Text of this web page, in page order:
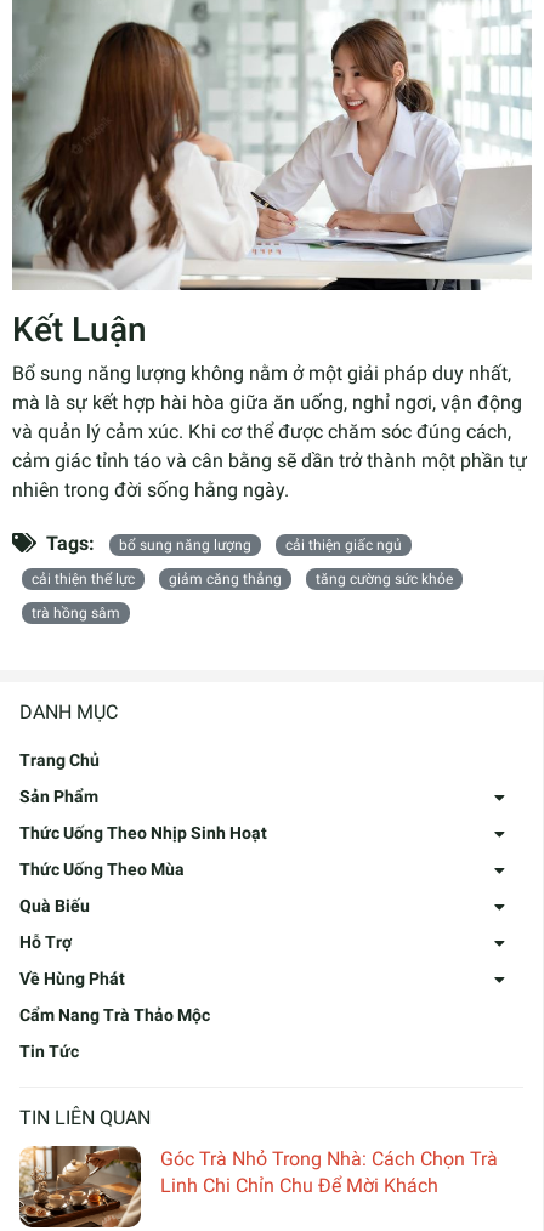
DANH MỤC
Trang Chủ
Sản Phẩm
Thức Uống Theo Nhịp Sinh Hoạt
Thức Uống Theo Mùa
Quà Biếu
Hỗ Trợ
Về Hùng Phát
Cẩm Nang Trà Thảo Mộc
Tin Tức
TIN LIÊN QUAN
Góc Trà Nhỏ Trong Nhà: Cách Chọn Trà
Linh Chi Chỉn Chu Để Mời Khách
Kết Luận
Bổ sung năng lượng không nằm ở một giải pháp duy nhất,
mà là sự kết hợp hài hòa giữa ăn uống, nghỉ ngơi, vận động
và quản lý cảm xúc. Khi cơ thể được chăm sóc đúng cách,
cảm giác tỉnh táo và cân bằng sẽ dần trở thành một phần tự
nhiên trong đời sống hằng ngày.
Tags: bổ sung năng lượng
cải thiện giấc ngủ
cải thiện thể lực
giảm căng thẳng
tăng cường sức khỏe
trà hồng sâm